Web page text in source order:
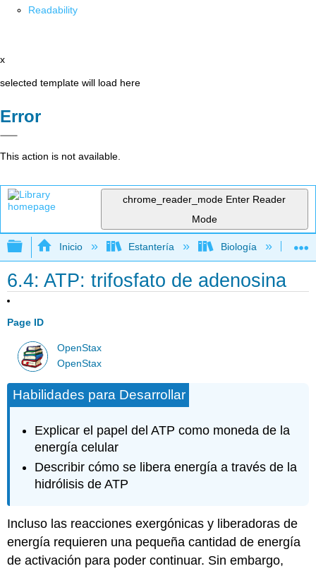
Readability
x
selected template will load here
Error
This action is not available.
chrome_reader_mode Enter Reader
Mode
Expandir/contraer jerarquía global
Inicio Estantería Biología
6.4: ATP: trifosfato de adenosina
Page ID
OpenStax
OpenStax
Habilidades para Desarrollar
Explicar el papel del ATP como moneda de la
energía celular
Describir cómo se libera energía a través de la
hidrólisis de ATP
Incluso las reacciones exergónicas y liberadoras de
energía requieren una pequeña cantidad de energía
de activación para poder continuar. Sin embargo,